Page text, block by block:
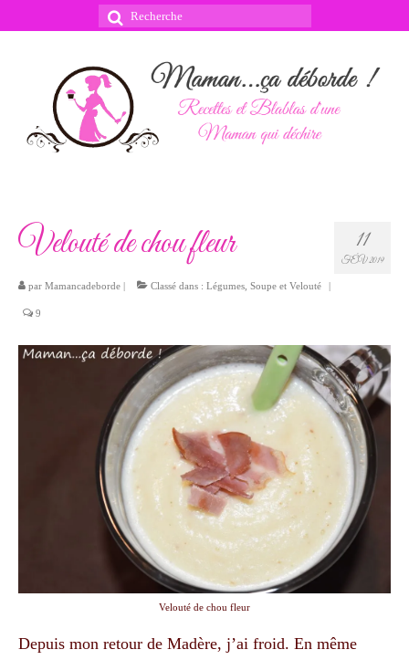
Rechercher
11
FÉV 2019
Velouté de chou fleur
par Mamancadeborde | Classé dans : Légumes Soupe et Velouté |
9
Velouté de chou fleur
Depuis mon retour de Madère, j’ai froid. En même